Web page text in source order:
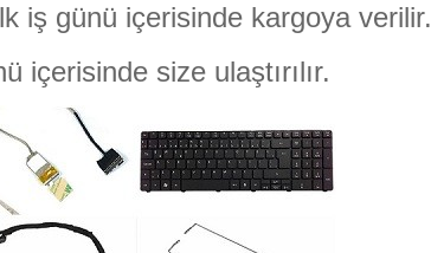
iş günü içerisinde kargoya verilir.
içerisinde size ulaştırılır.